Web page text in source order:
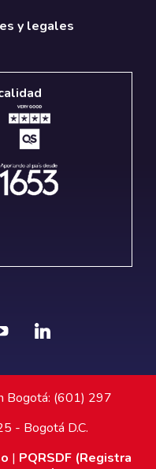
y legales
Bogotá: (601) 297
- Bogotá D.C.
| PQRSDF (Registra